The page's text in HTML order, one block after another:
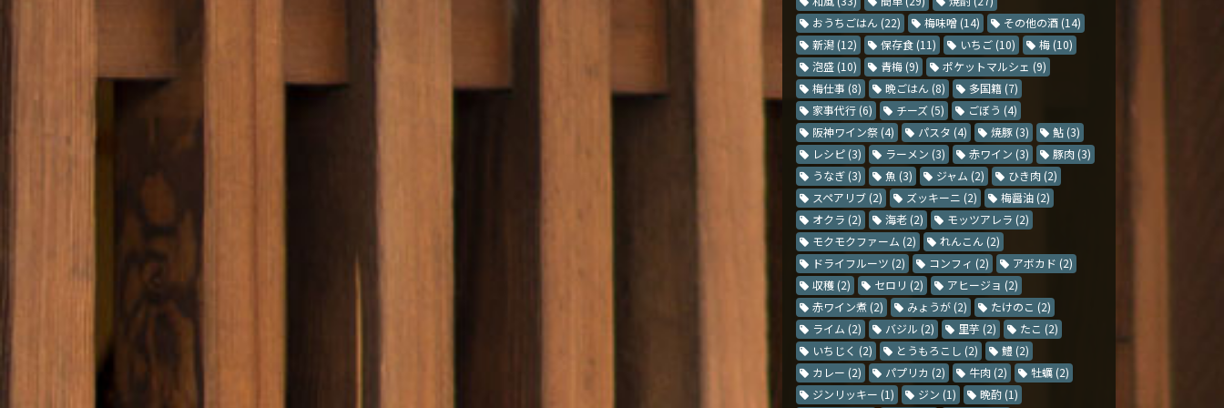
おうちごはん (22) 梅味噌 (14) その他の酒 (14)
新潟 (12) 保存食 (11) いちご (10) 梅 (10)
泡盛 (10) 青梅 (9) ポケットマルシェ (9)
梅仕事 (8) 晩ごはん (8) 多国籍 (7)
家事代行 (6) チーズ (5) ごぼう (4)
阪神ワイン祭 (4) パスタ (4) 焼豚 (3) 鮎 (3)
レシピ (3) ラーメン (3) 赤ワイン (3) 豚肉 (3)
うなぎ (3) 魚 (3) ジャム (2) ひき肉 (2)
スペアリブ (2) ズッキーニ (2) 梅醤油 (2)
オクラ (2) 海老 (2) モッツアレラ (2)
モクモクファーム (2) れんこん (2)
ドライフルーツ (2) コンフィ (2) アボカド (2)
収穫 (2) セロリ (2) アヒージョ (2)
赤ワイン煮 (2) みょうが (2) たけのこ (2)
ライム (2) バジル (2) 里芋 (2) たこ (2)
いちじく (2) とうもろこし (2) 鱧 (2)
カレー (2) パプリカ (2) 牛肉 (2) 牡蠣 (2)
ジンリッキー (1) ジン (1) 晩酌 (1)